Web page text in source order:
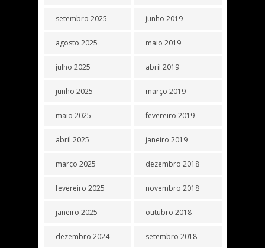
setembro 2025
agosto 2025
julho 2025
junho 2025
maio 2025
abril 2025
março 2025
fevereiro 2025
janeiro 2025
dezembro 2024
junho 2019
maio 2019
abril 2019
março 2019
fevereiro 2019
janeiro 2019
dezembro 2018
novembro 2018
outubro 2018
setembro 2018